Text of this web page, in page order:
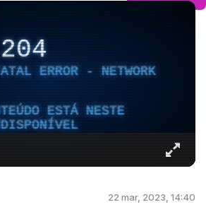
204
ERROR - NETWORK
ESTÁ NESTE
22 mar, 2023, 14:40